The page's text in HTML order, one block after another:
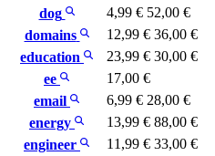
dog
4,99 € 52,00 €
domains
12,99 € 36,00 €
education
23,99 € 30,00 €
ee
17,00 €
email
6,99 € 28,00 €
energy
13,99 € 88,00 €
engineer
11,99 € 33,00 €